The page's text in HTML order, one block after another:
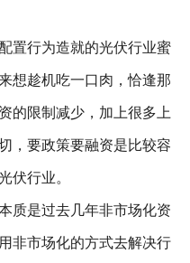
置行为造就的光伏行业蜜
想趁机吃一口肉，恰逢那
的限制减少，加上很多上
，要政策要融资是比较容
伏行业。
质是过去几年非市场化资
非市场化的方式去解决行